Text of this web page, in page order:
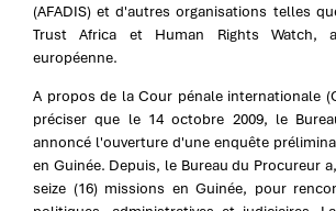
(AFADIS) et d'autres organisations telles
Trust Africa et Human Rights Watch,
européenne.
A propos de la Cour pénale internationale
préciser que le 14 octobre 2009, le
annoncé l'ouverture d'une enquête
en Guinée. Depuis, le Bureau du Procureur
seize (16) missions en Guinée, pour